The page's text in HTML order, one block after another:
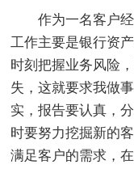
作为一名客户
工作主要是银行资
时刻把握业务风险
失，这就要求我做
实，报告要认真，
时要努力挖掘新的
满足客户的需求，